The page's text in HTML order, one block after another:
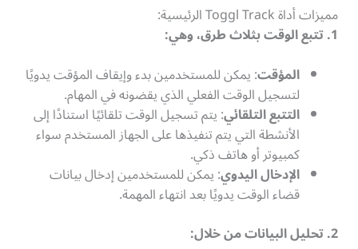
مميزات أداة Toggl Track الرئيسية:
1. تتبع الوقت بثلاث طرق، وهي:
المؤقت: يمكن للمستخدمين بدء وإيقاف المؤقت يدويًا
لتسجيل الوقت الفعلي الذي يقضونه في المهام.
التتبع التلقائي: يتم تسجيل الوقت تلقائيًا استنادًا إلى
الأنشطة التي يتم تنفيذها على الجهاز المستخدم سواء
كمبيوتر أو هاتف ذكي.
الإدخال اليدوي: يمكن للمستخدمين إدخال بيانات
قضاء الوقت يدويًا بعد انتهاء المهمة.
2. تحليل البيانات من خلال: